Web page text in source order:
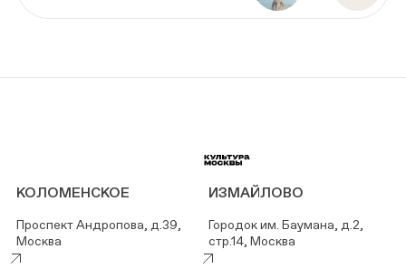
КОЛОМЕНСКОЕ
Проспект Андропова, д.39,
Москва
ИЗМАЙЛОВО
Городок им. Баумана, д.2,
стр.14, Москва